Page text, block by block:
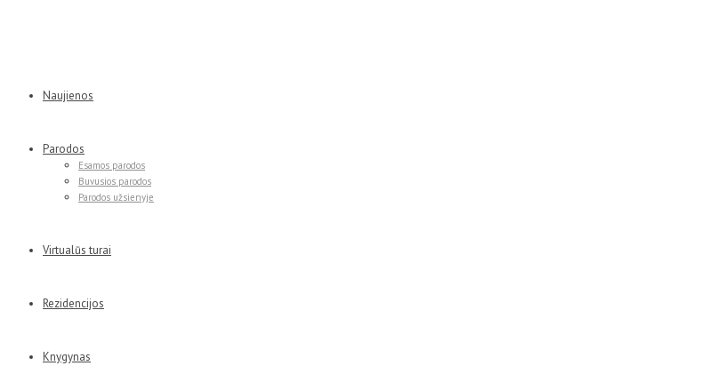
Naujienos
Parodos
Esamos parodos
Buvusios parodos
Parodos užsienyje
Virtualūs turai
Rezidencijos
Knygynas